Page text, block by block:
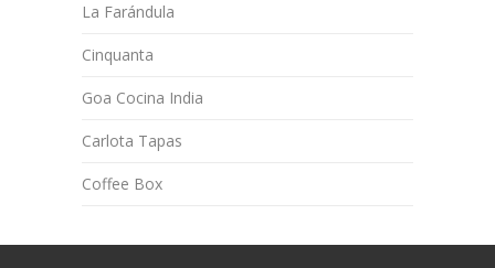
La Farándula
Cinquanta
Goa Cocina India
Carlota Tapas
Coffee Box